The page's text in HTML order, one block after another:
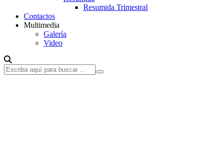
Resumida Trimestral
Contactos
Multimedia
Galería
Video